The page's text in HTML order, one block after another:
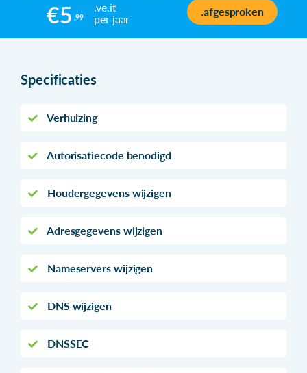
€5 ,99
.ve.it
per jaar
.afgesproken
Specificaties
Verhuizing
Autorisatiecode benodigd
Houdergegevens wijzigen
Adresgegevens wijzigen
Nameservers wijzigen
DNS wijzigen
DNSSEC